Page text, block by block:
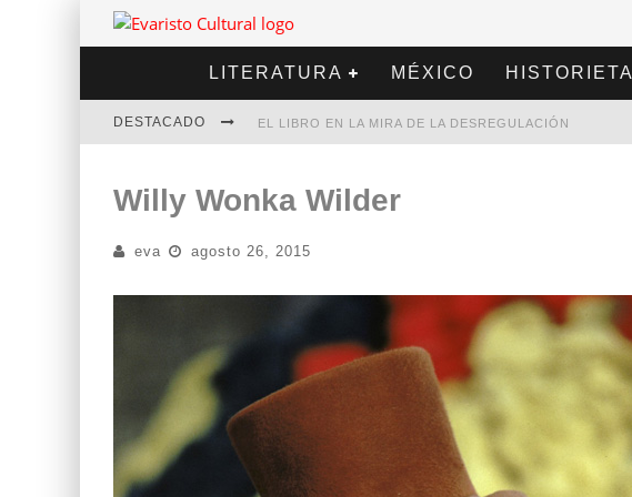
LITERATURA MÉXICO HISTORIETA
DESTACADO EL LIBRO EN LA MIRA DE LA DESREGULACIÓN
DIEGO MERET | HOTEL ACAPULCO
ALEJANDRA CORREA | LA NIEVE
Willy Wonka Wilder
eva agosto 26, 2015